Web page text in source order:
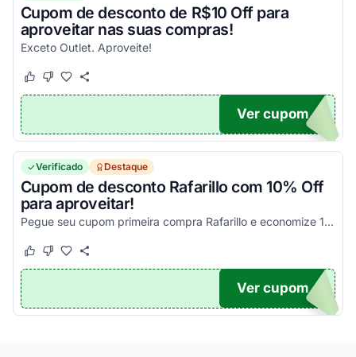
Cupom de desconto de R$10 Off para
aproveitar nas suas compras!
Exceto Outlet. Aproveite!
Este cupom funcionou
Este cupom não funcionou
TO10
Ver cupom
Verificado Destaque
Cupom de desconto Rafarillo com 10% Off
para aproveitar!
Pegue seu cupom primeira compra Rafarillo e economize 10% em todas as compras.
Este cupom funcionou
Este cupom não funcionou
10
Ver cupom